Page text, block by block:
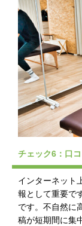
チェック6：口
インターネット
報として重要で
です。不自然に
稿が短期間に集